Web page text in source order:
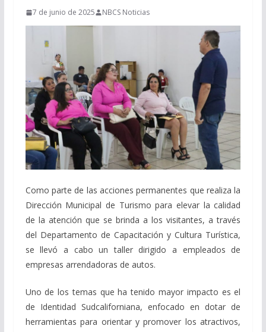
7 de junio de 2025 NBCS Noticias
Como parte de las acciones permanentes que realiza la
Dirección Municipal de Turismo para elevar la calidad
de la atención que se brinda a los visitantes, a través
del Departamento de Capacitación y Cultura Turística,
se llevó a cabo un taller dirigido a empleados de
empresas arrendadoras de autos.
Uno de los temas que ha tenido mayor impacto es el
de Identidad Sudcaliforniana, enfocado en dotar de
herramientas para orientar y promover los atractivos,